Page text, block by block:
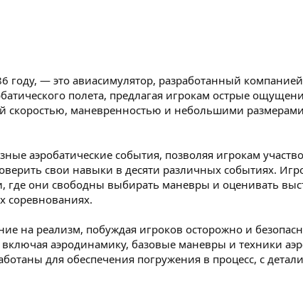
году, — это авиасимулятор, разработанный
полета, предлагая игрокам острые
скоростью, маневренностью и небольшими
аэробатические события, позволяя игрокам
свои навыки в десяти различных событиях.
они свободны выбирать маневры и оценивать
соревнованиях.
на реализм, побуждая игроков осторожно и
аэродинамику, базовые маневры и техники
для обеспечения погружения в процесс, с